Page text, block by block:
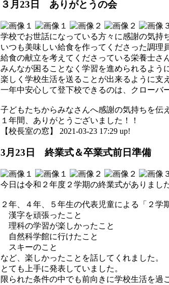
３月23日 ありがとうの会
学校でお世話になっている方々に感謝の気持
いつも美味しい給食を作ってくださった調理
給食の献立を考えてくださっている栄養士さ
みんなが困ることなく学習を進められるよう
楽しく学校生活を送ることが出来るように支
一年中安心して登下校できるのは、クローバ
子どもたちからみなさんへ感謝の気持ちを伝
１年間、ありがとうございました！！
【校長室の窓】 2021-03-23 17:29 up!
3月23日 終業式＆卒業式前日準備
今日は令和２年度２学期の終業式がありました
２年、４年、５年生の代表児童による「２学
漢字を頑張ったこと
理科の学習が楽しかったこと
自然科学館に行けたこと
スキーのこと
など、楽しかったことを話してくれました。
とても上手に発表していました。
限られた条件の中でも前向きに学校生活を過